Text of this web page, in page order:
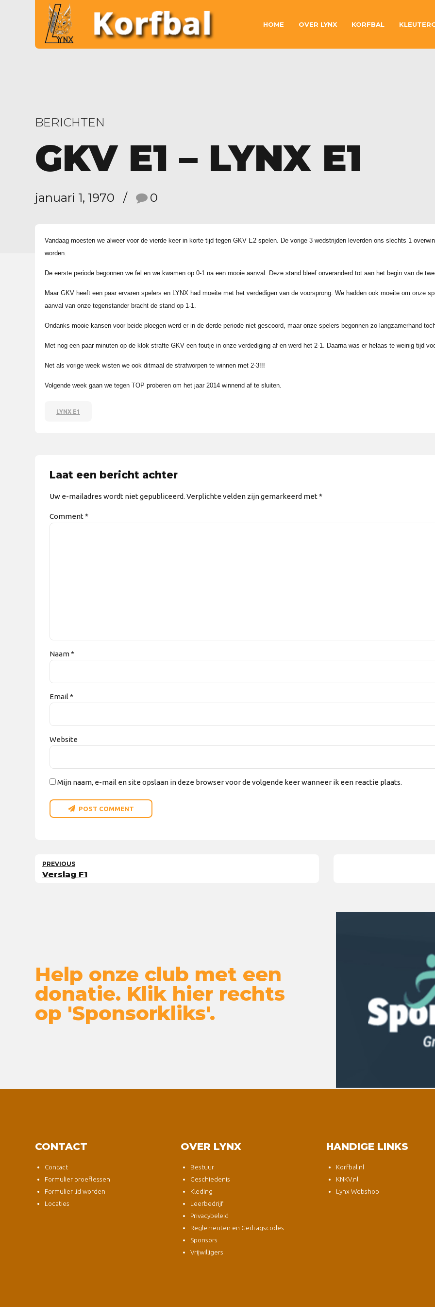
HOME OVER LYNX KORFBAL
BERICHTEN
GKV E1 – LYNX E1
januari 1, 1970 0
Vandaag moesten we alweer voor de vierde keer in korte tijd tegen GKV E2 spelen. De vorige 3 wedstrijden leverden ons slechts 1
worden.
De eerste periode begonnen we fel en we kwamen op 0-1 na een mooie aanval. Deze stand bleef onveranderd tot aan het begin van de
Maar GKV heeft een paar ervaren spelers en LYNX had moeite met het verdedigen van de voorsprong. We hadden ook moeite om onze
aanval van onze tegenstander bracht de stand op 1-1.
Ondanks mooie kansen voor beide ploegen werd er in de derde periode niet gescoord, maar onze spelers begonnen zo langzamerhand
Met nog een paar minuten op de klok strafte GKV een foutje in onze verdediging af en werd het 2-1. Daarna was er helaas te weinig tijd
Net als vorige week wisten we ook ditmaal de strafworpen te winnen met 2-3!!!
Volgende week gaan we tegen TOP proberen om het jaar 2014 winnend af te sluiten.
LYNX E1
Laat een bericht achter
Uw e-mailadres wordt niet gepubliceerd. Verplichte velden zijn gemarkeerd met *
Comment*
Naam *
Email *
Website
Mijn naam, e-mail en site opslaan in deze browser voor de volgende keer wanneer ik een reactie plaats.
POST COMMENT
PREVIOUS
Verslag F1
Help onze club met een
donatie. Klik hier rechts
op 'Sponsorkliks'.
CONTACT
Contact
Formulier proeflessen
Formulier lid worden
Locaties
OVER LYNX
Bestuur
Geschiedenis
Kleding
Leerbedrijf
Privacybeleid
Reglementen en Gedragscodes
Sponsors
Vrijwilligers
HANDIGE LINKS
Korfbal.nl
KNKV.nl
Lynx Webshop